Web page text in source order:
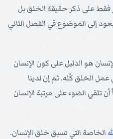
فقط على ذكر حقيقة الخلق بل
إلى الموضوع في الفصل الثاني
هو الدليل على كون الإنسان
عمل الخلق كُله. ثم إن لدينا
تلقي الضوء على مرتبة الإنسان
الخاصة التي تسبق خلق الإنسان.